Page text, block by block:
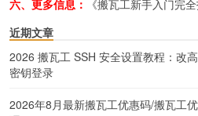
六、更多信息：
《搬瓦工新手入门完全
近期文章
2026 搬瓦工 SSH 安全设置教程：改
密钥登录
2026年8月最新搬瓦工优惠码/搬瓦工